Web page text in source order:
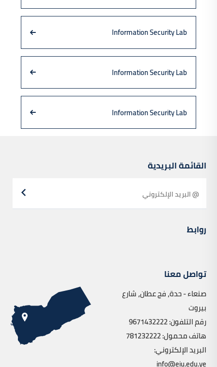
Information Security Lab
Information Security Lab
Information Security Lab
القائمة البريدية
روابط
تواصل معنا
صنعاء - حدة، فج عطان، شارع
بيروت
رقم التلفون: 9671432222
هاتف محمول: 781232222
البريد الإلكتروني:
info@eiu.edu.ye